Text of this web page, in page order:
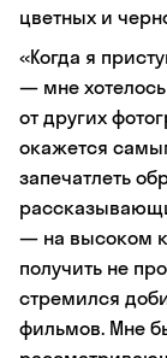
цветных и
«Когда я
— мне хотелось
от других
окажется
запечатлеть
— на высоком
получить не
стремился
фильмов. Мне